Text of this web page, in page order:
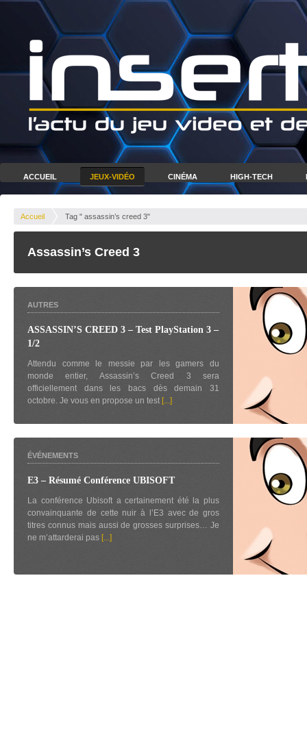
ACCUEIL JEUX-VIDÉO CINÉMA HIGH-TECH
Accueil Tag " assassin’s creed 3"
Assassin’s Creed 3
AUTRES
ASSASSIN’S CREED 3 – Test PlayStation 3 –
1/2
Attendu comme le messie par les gamers du
monde entier, Assassin’s Creed 3 sera
officiellement dans les bacs dès demain 31
octobre. Je vous en propose un test [...]
ÉVÉNEMENTS
E3 – Résumé Conférence UBISOFT
La conférence Ubisoft a certainement été la plus
convainquante de cette nuir à l’E3 avec de gros
titres connus mais aussi de grosses surprises… Je
ne m’attarderai pas [...]